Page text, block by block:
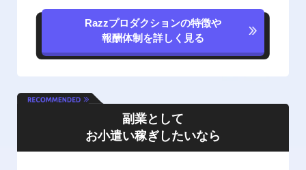
Razzプロダクションの特徴や
報酬体制を詳しく見る
副業として
お小遣い稼ぎしたいなら